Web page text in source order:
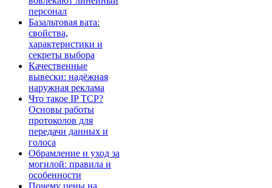
персонал
Базальтовая вата:
свойства,
характеристики и
секреты выбора
Качественные
вывески: надёжная
наружная реклама
Что такое IP TCP?
Основы работы
протоколов для
передачи данных и
голоса
Обрамление и уход за
могилой: правила и
особенности